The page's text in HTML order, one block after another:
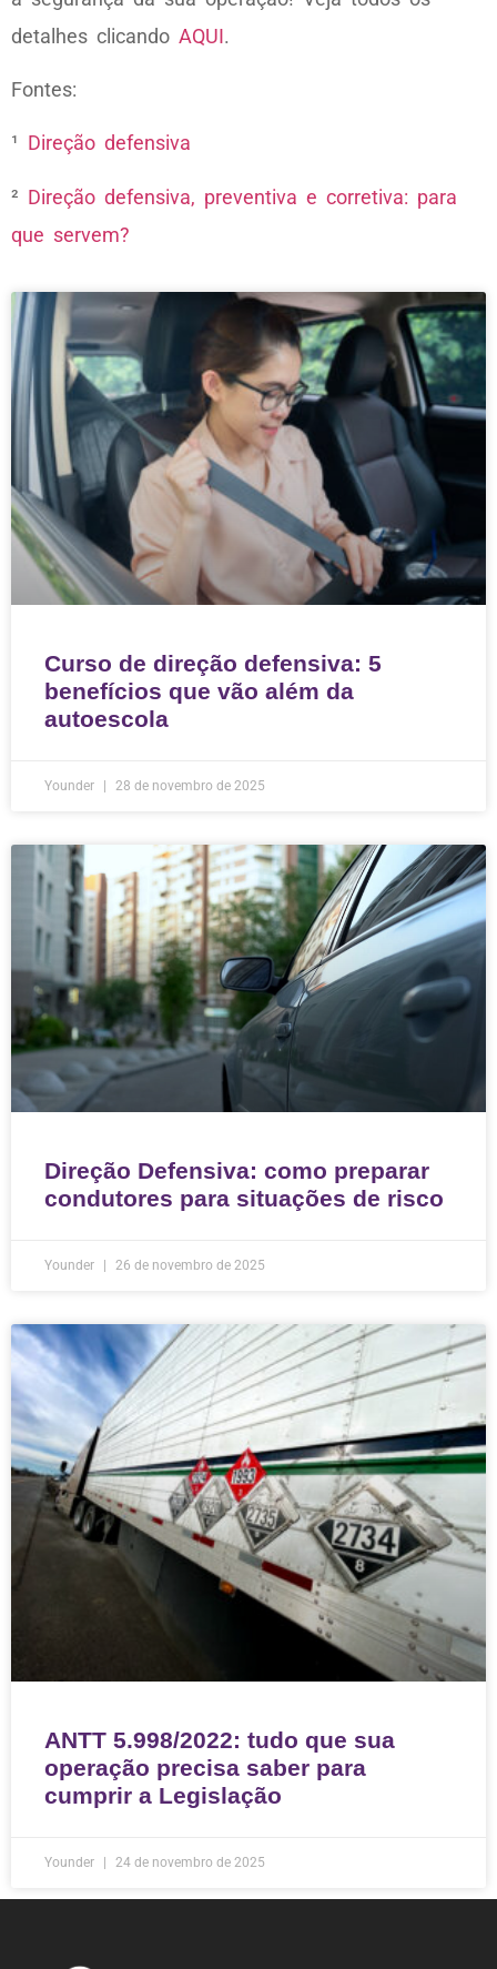
detalhes clicando AQUI.
Fontes:
¹ Direção defensiva
² Direção defensiva, preventiva e corretiva: para
que servem?
Curso de direção defensiva: 5
benefícios que vão além da
autoescola
Younder 28 de novembro de 2025
Direção Defensiva: como preparar
condutores para situações de risco
Younder 26 de novembro de 2025
ANTT 5.998/2022: tudo que sua
operação precisa saber para
cumprir a Legislação
Younder 24 de novembro de 2025